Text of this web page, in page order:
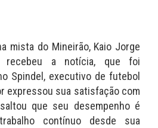
mista do Mineirão, Kaio Jorge
recebeu a notícia, que foi
Spindel, executivo de futebol
expressou sua satisfação com
que seu desempenho é
contínuo desde sua